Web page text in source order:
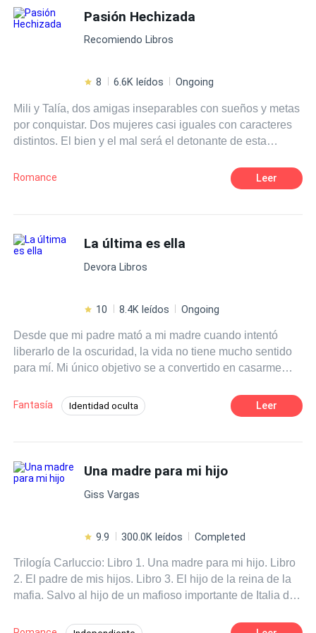
mejor renunciar a todo.Pasión Hechizada
Recomiendo Libros
8 6.6K leídos Ongoing
Mili y Talía, dos amigas inseparables con sueños y metas
por conquistar. Dos mujeres casi iguales con caracteres
distintos. El bien y el mal será el detonante de esta
lucharán para poder pertenecer al corazón del único
pasión hechizada.
Romance Leer
La última es ella
Devora Libros
10 8.4K leídos Ongoing
Desde que mi padre mató a mi madre cuando intentó
liberarlo de la oscuridad, la vida no tiene mucho sentido
para mí. Mi único objetivo se a convertido en casarme
asesinarlo. Pero mis poderes no son nada comparados
con los de mi mamá, la última elfa, y no estoy segura de
espalda a mi reino para proteger con mi vida a la persona
que amo, incluso si eso significa que deba liberar el
candado que me a protegido durante todos estos años de
Fantasía Identidad oculta
POV en primera persona
Leer
Una madre para mi hijo
Giss Vargas
9.9 300.0K leídos Completed
Trilogía Carluccio: Libro 1. Una madre para mi hijo. Libro
2. El padre de mis hijos. Libro 3. El hijo de la reina de la
mafia. Salvo al hijo de un mafioso importante de Italia de
de cabeza, pero ¿Cómo escapar de un hombre que